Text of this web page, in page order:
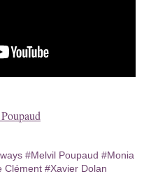
#Melvil Poupaud #Monia
Clément #Xavier Dolan